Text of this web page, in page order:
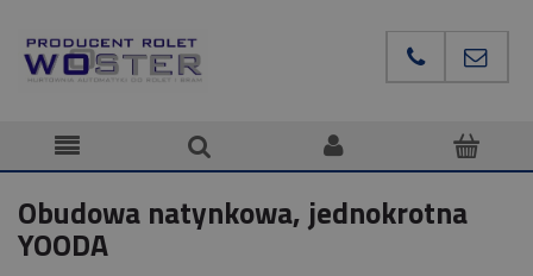
Obudowa natynkowa, jednokrotna
YOODA